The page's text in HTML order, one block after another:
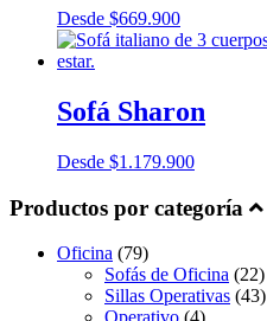
Desde $669.900
Sofá Sharon
Desde $1.179.900
Productos por categoría
Oficina (79)
Sofás de Oficina (22)
Sillas Operativas (43)